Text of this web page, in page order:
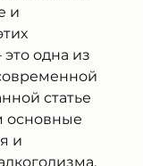
и
одна из
статье
основные
и